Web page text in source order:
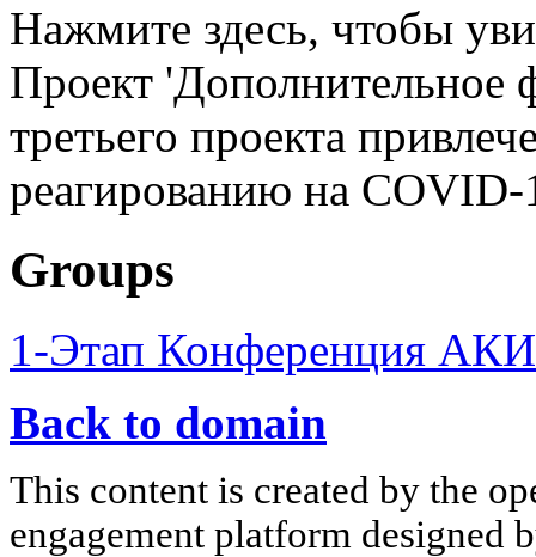
Нажмите здесь, чтобы
Проект 'Дополнительное
третьего проекта
реагированию на COVID-
Groups
1-Этап Конференция
Back to domain
This content is created by the
engagement platform designed